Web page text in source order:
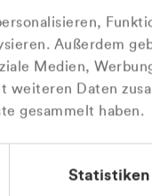
Außerdem
Medien,
weiteren Daten
gesammelt haben.
Statistiken
uns
für Sie da